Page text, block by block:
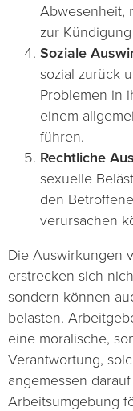
Abwesenheit,
zur
Soziale
sozial zurück
Problemen in
einem
führen.
Rechtliche
sexuelle
den
verursachen
Die Auswirkungen
erstrecken sich
sondern können
belasten.
eine moralische,
Verantwortung,
angemessen
Arbeitsumgebung